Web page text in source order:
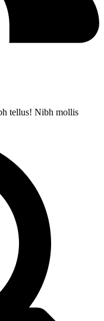
tellus! Nibh mollis